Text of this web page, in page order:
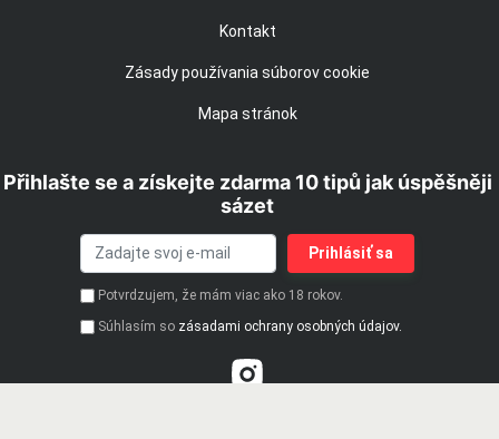
Kontakt
Zásady používania súborov cookie
Mapa stránok
Přihlašte se a získejte zdarma 10 tipů jak úspěšněji
sázet
Potvrdzujem, že mám viac ako 18 rokov.
Súhlasím so zásadami ochrany osobných údajov.